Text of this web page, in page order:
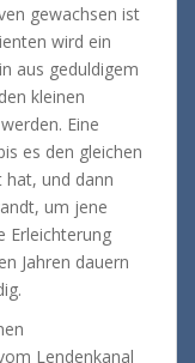
gewachsen ist
wird ein
aus geduldigem
kleinen
Eine
es den gleichen
hat, und dann
um jene
Erleichterung
Jahren dauern
Lendenkanal